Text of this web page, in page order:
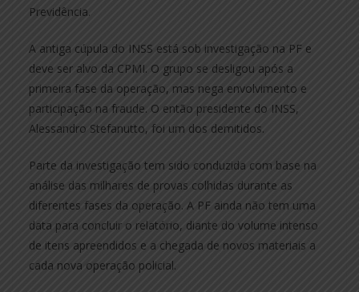
Previdência.
A antiga cúpula do INSS está sob investigação na PF e
deve ser alvo da CPMI. O grupo se desligou após a
primeira fase da operação, mas nega envolvimento e
participação na fraude. O então presidente do INSS,
Alessandro Stefanutto, foi um dos demitidos.
Parte da investigação tem sido conduzida com base na
análise das milhares de provas colhidas durante as
diferentes fases da operação. A PF ainda não tem uma
data para concluir o relatório, diante do volume intenso
de itens apreendidos e a chegada de novos materiais a
cada nova operação policial.